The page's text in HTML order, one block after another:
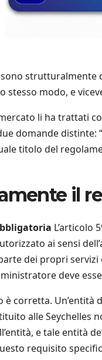
strutturalmente
stesso modo, e
li ha trattati
domande distinte:
titolo del
il
L’articolo
ai sensi
dei propri
deve
è corretta.
alle Seychelles
e tale entità
requisito